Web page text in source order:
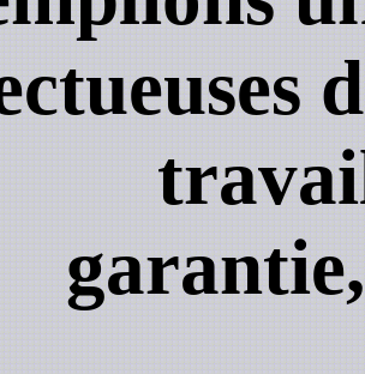
garantie,